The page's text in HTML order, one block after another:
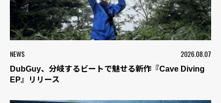
NEWS 2026.08.07
DubGuy、分岐するビートで魅せる新作『Cave Diving
EP』リリース